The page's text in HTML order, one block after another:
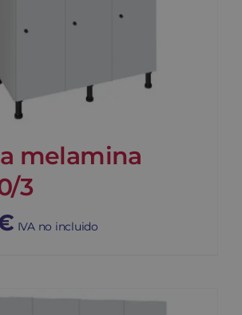
melamina
3
IVA no incluido